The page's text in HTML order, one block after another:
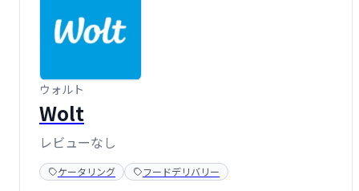
ウォルト
Wolt
レビューなし
ケータリング フードデリバリー